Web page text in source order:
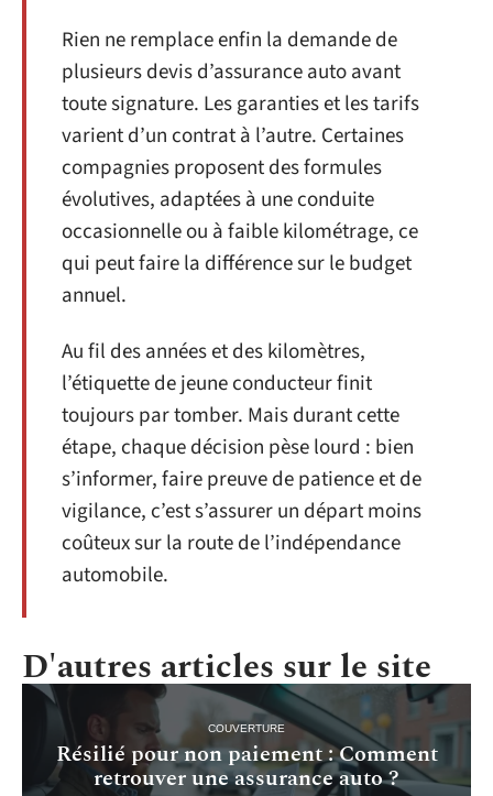
Rien ne remplace enfin la demande de
plusieurs devis d’assurance auto avant
toute signature. Les garanties et les tarifs
varient d’un contrat à l’autre. Certaines
compagnies proposent des formules
évolutives, adaptées à une conduite
occasionnelle ou à faible kilométrage, ce
qui peut faire la différence sur le budget
annuel.
Au fil des années et des kilomètres,
l’étiquette de jeune conducteur finit
toujours par tomber. Mais durant cette
étape, chaque décision pèse lourd : bien
s’informer, faire preuve de patience et de
vigilance, c’est s’assurer un départ moins
coûteux sur la route de l’indépendance
automobile.
D'autres articles sur le site
COUVERTURE
Résilié pour non paiement : Comment
retrouver une assurance auto ?